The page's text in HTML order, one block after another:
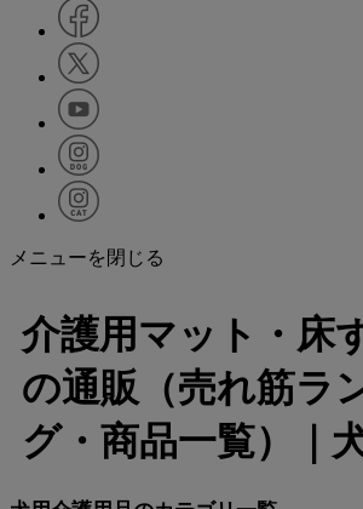
メニューを閉じる
介護用マット・床
の通販（売れ筋ラ
グ・商品一覧）｜